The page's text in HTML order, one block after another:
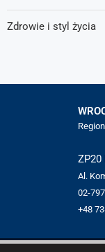
Zdrowie i styl życia
Al.
02-
+48